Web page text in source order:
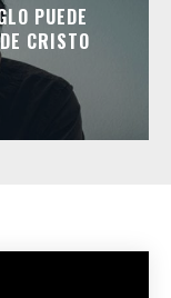
PUEDE
CRISTO